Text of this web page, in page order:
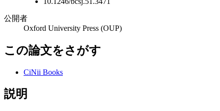
公開者
Oxford University Press (OUP)
この論文をさがす
CiNii Books
説明